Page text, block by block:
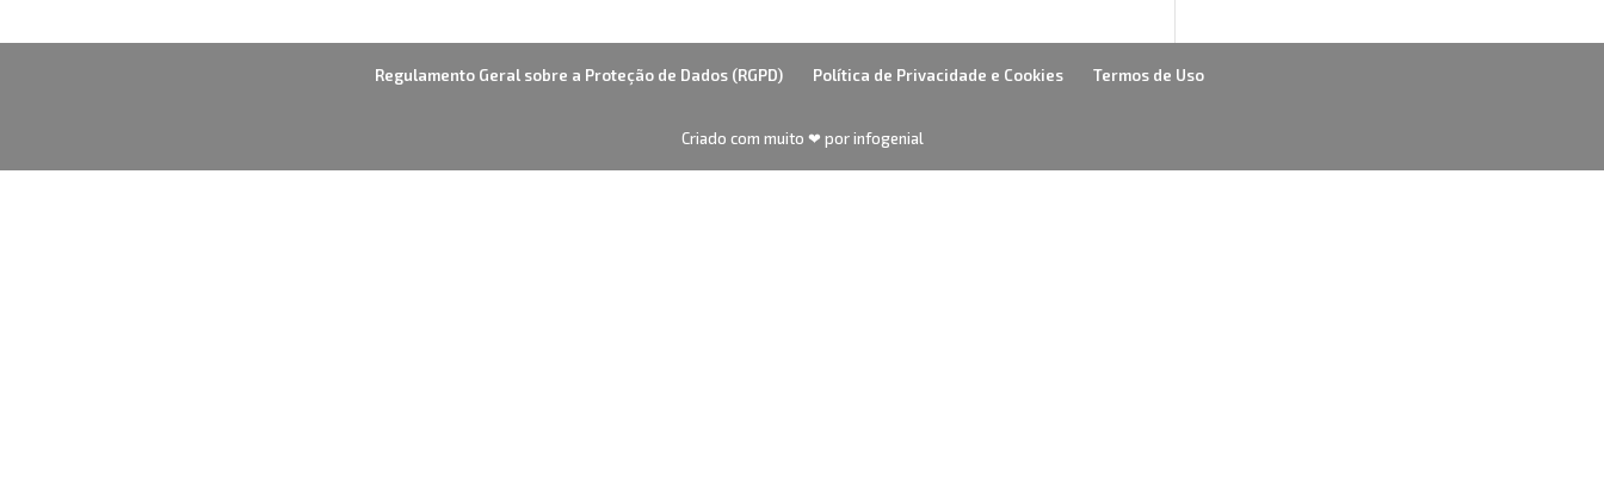
Regulamento Geral sobre a Proteção de Dados (RGPD) Política de Privacidade e Cookies Termos de Uso
Criado com muito ❤ por infogenial